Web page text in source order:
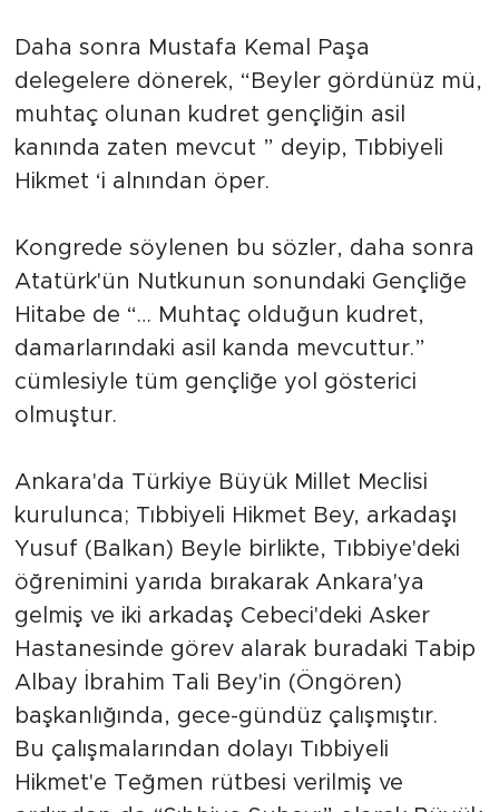
Daha sonra Mustafa Kemal Paşa
delegelere dönerek, “Beyler gördünüz mü,
muhtaç olunan kudret gençliğin asil
kanında zaten mevcut ” deyip, Tıbbiyeli
Hikmet ‘i alnından öper.
Kongrede söylenen bu sözler, daha sonra
Atatürk'ün Nutkunun sonundaki Gençliğe
Hitabe de “… Muhtaç olduğun kudret,
damarlarındaki asil kanda mevcuttur.”
cümlesiyle tüm gençliğe yol gösterici
olmuştur.
Ankara'da Türkiye Büyük Millet Meclisi
kurulunca; Tıbbiyeli Hikmet Bey, arkadaşı
Yusuf (Balkan) Beyle birlikte, Tıbbiye'deki
öğrenimini yarıda bırakarak Ankara'ya
gelmiş ve iki arkadaş Cebeci'deki Asker
Hastanesinde görev alarak buradaki Tabip
Albay İbrahim Tali Bey'in (Öngören)
başkanlığında, gece-gündüz çalışmıştır.
Bu çalışmalarından dolayı Tıbbiyeli
Hikmet'e Teğmen rütbesi verilmiş ve